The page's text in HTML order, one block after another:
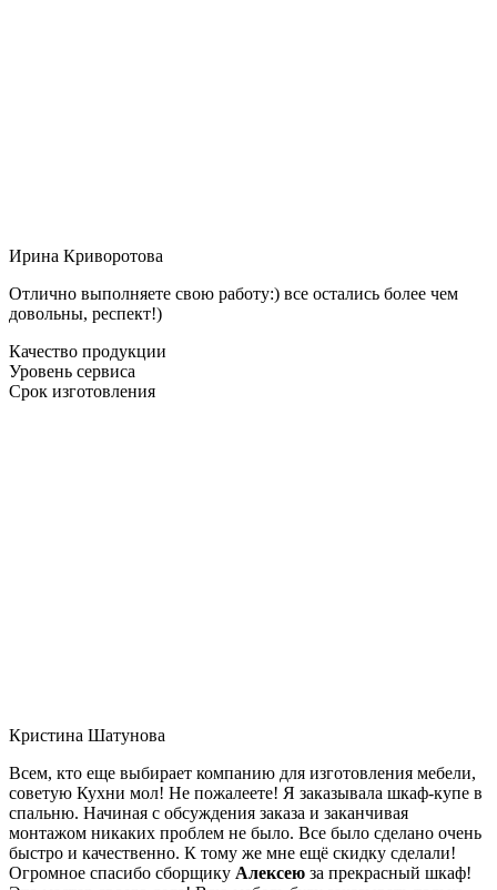
Ирина Криворотова
Отлично выполняете свою работу:) все остались более чем
довольны, респект!)
Качество продукции
Уровень сервиса
Срок изготовления
Кристина Шатунова
Всем, кто еще выбирает компанию для изготовления мебели,
советую Кухни мол! Не пожалеете! Я заказывала шкаф-купе в
спальню. Начиная с обсуждения заказа и заканчивая
монтажом никаких проблем не было. Все было сделано очень
быстро и качественно. К тому же мне ещё скидку сделали!
Огромное спасибо сборщику Алексею за прекрасный шкаф!